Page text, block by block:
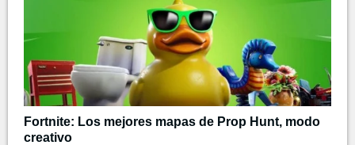
Fortnite: Los mejores mapas de Prop Hunt, modo
creativo